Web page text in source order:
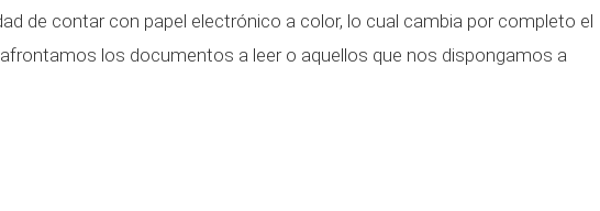
de contar con papel electrónico a color, lo cual cambia por completo el
los documentos a leer o aquellos que nos dispongamos a